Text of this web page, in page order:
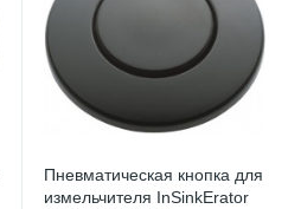
Пневматическая кнопка для
измельчителя InSinkErator